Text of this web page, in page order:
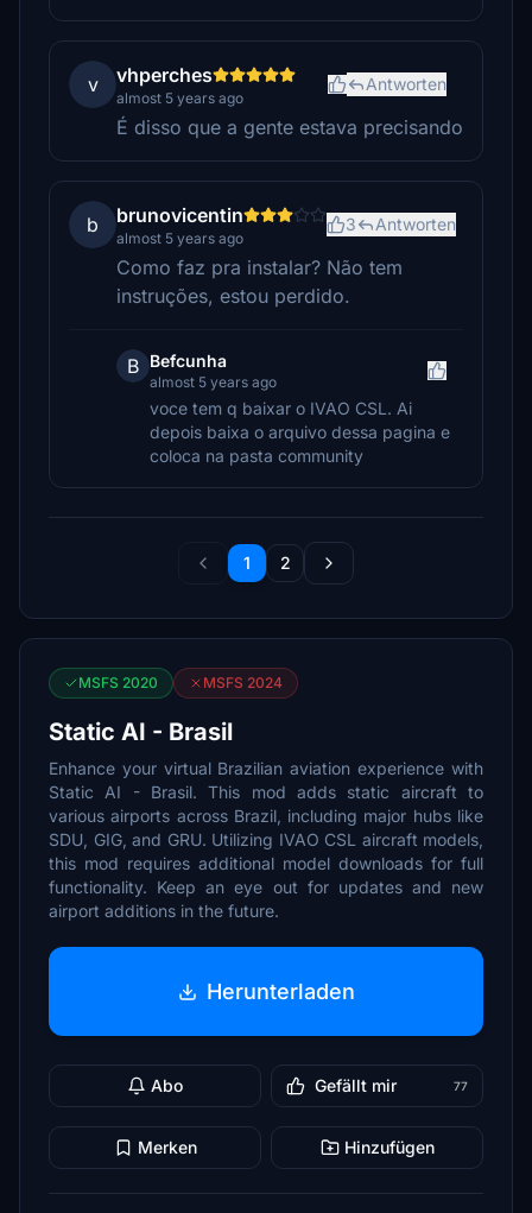
v vhperches
almost 5 years ago
Antworten
É disso que a gente estava precisando
b brunovicentin
almost 5 years ago
3 Antworten
Como faz pra instalar? Não tem
instruções, estou perdido.
B Befcunha
almost 5 years ago
voce tem q baixar o IVAO CSL. Ai
depois baixa o arquivo dessa pagina e
coloca na pasta community
1 2
MSFS 2020 MSFS 2024
Static AI - Brasil
Enhance your virtual Brazilian aviation experience with
Static AI - Brasil. This mod adds static aircraft to
various airports across Brazil, including major hubs like
SDU, GIG, and GRU. Utilizing IVAO CSL aircraft models,
this mod requires additional model downloads for full
functionality. Keep an eye out for updates and new
airport additions in the future.
Herunterladen
Abo Gefällt mir 77
Merken Hinzufügen